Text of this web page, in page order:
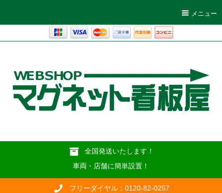
メニュー
全国発送いたします！
車両・店舗に簡単設置！
フリーダイヤル：0120-82-0257